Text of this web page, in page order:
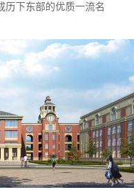
历下东部的优质一流名